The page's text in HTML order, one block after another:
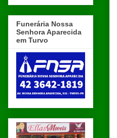
Funerária Nossa
Senhora Aparecida
em Turvo